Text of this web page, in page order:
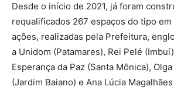
Desde o início de 2021, já foram
requalificados 267 espaços do tipo em
ações, realizadas pela Prefeitura,
a Unidom (Patamares), Rei Pelé
Esperança da Paz (Santa Mônica),
(Jardim Baiano) e Ana Lúcia